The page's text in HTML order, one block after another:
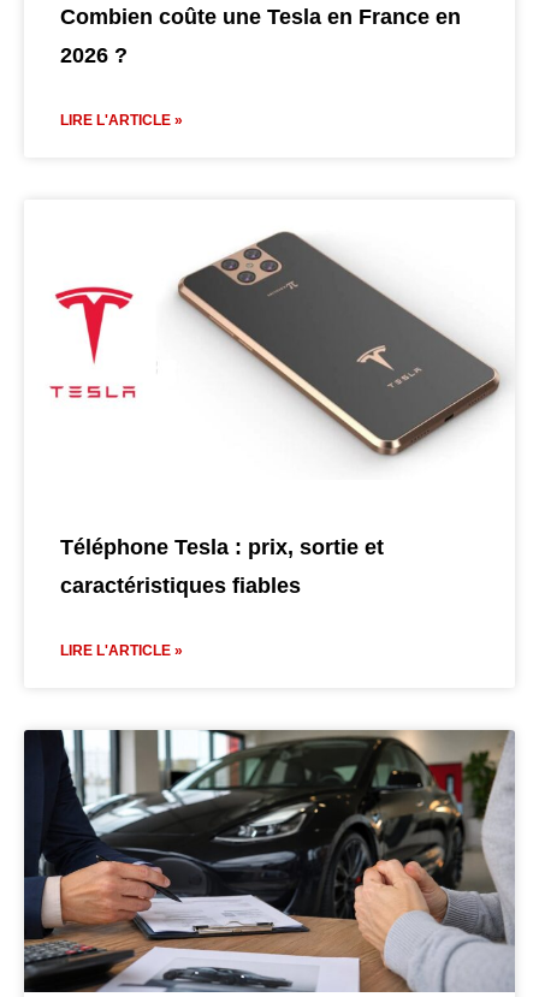
Combien coûte une Tesla en France en
2026 ?
LIRE L'ARTICLE »
Téléphone Tesla : prix, sortie et
caractéristiques fiables
LIRE L'ARTICLE »